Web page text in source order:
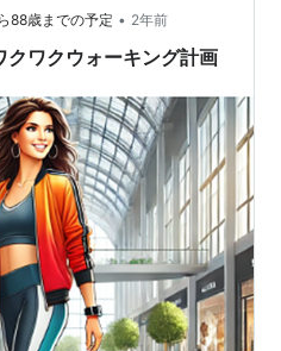
88歳までの予定 • 2年前
ワクウォーキング計画